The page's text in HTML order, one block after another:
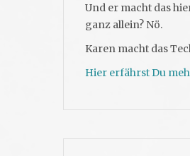
Und er macht das
ganz allein? Nö.
Karen macht das
Hier erfährst Du